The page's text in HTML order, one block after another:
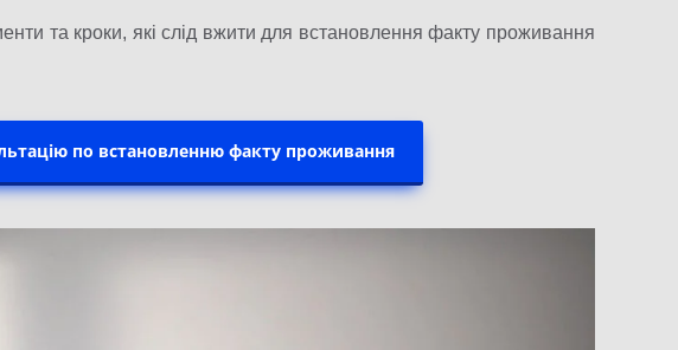
та кроки, які слід вжити для встановлення факту проживання
по встановленню факту проживання